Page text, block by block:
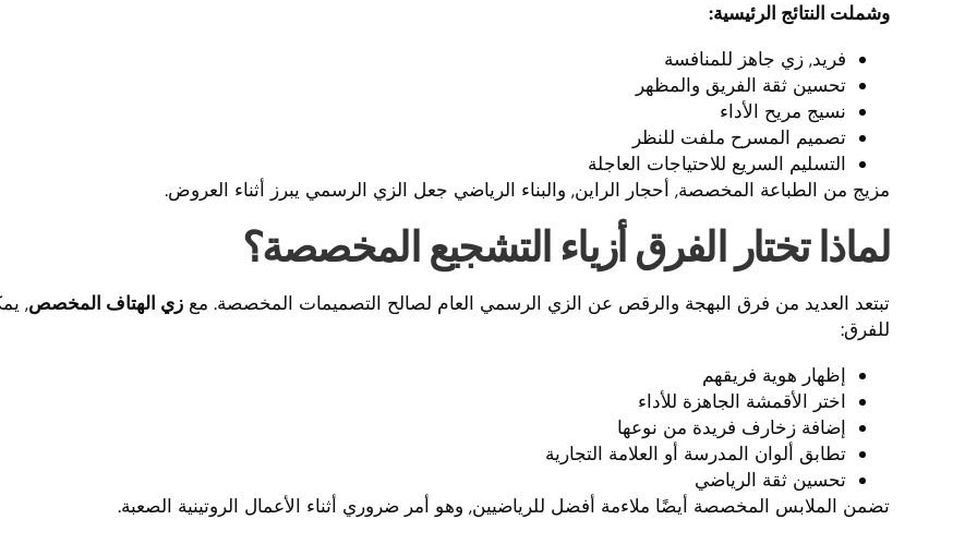
وشملت النتائج الرئيسية:
فريد, زي جاهز للمنافسة
تحسين ثقة الفريق والمظهر
نسيج مريح الأداء
تصميم المسرح ملفت للنظر
التسليم السريع للاحتياجات العاجلة
مزيج من الطباعة المخصصة, أحجار الراين, والبناء الرياضي جعل الزي الرسمي يبرز أثناء العروض.
لماذا تختار الفرق أزياء التشجيع المخصصة؟
تبتعد العديد من فرق البهجة والرقص عن الزي الرسمي العام لصالح التصميمات المخصصة. مع زي الهتاف المخصص,
للفرق:
إظهار هوية فريقهم
اختر الأقمشة الجاهزة للأداء
إضافة زخارف فريدة من نوعها
تطابق ألوان المدرسة أو العلامة التجارية
تحسين ثقة الرياضي
تضمن الملابس المخصصة أيضًا ملاءمة أفضل للرياضيين, وهو أمر ضروري أثناء الأعمال الروتينية الصعبة.